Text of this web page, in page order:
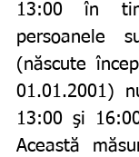
13:00 în
persoanele
(născute
01.01.2001)
13:00 şi
Această